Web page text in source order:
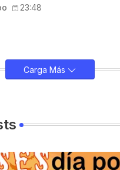
23:48
Carga Más